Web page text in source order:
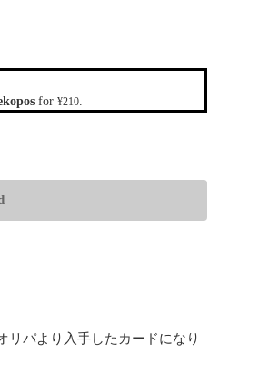
for ¥210.
リパより入手したカードになり